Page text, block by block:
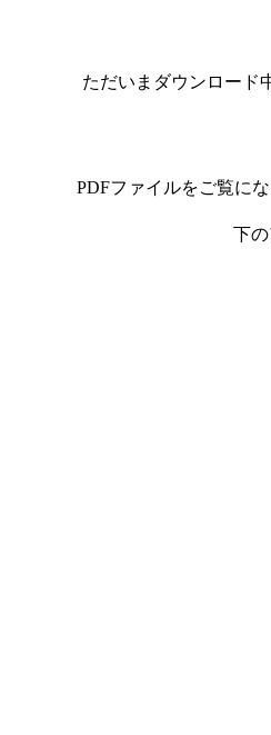
ただいまダウンロード
PDFファイルをご覧に
下